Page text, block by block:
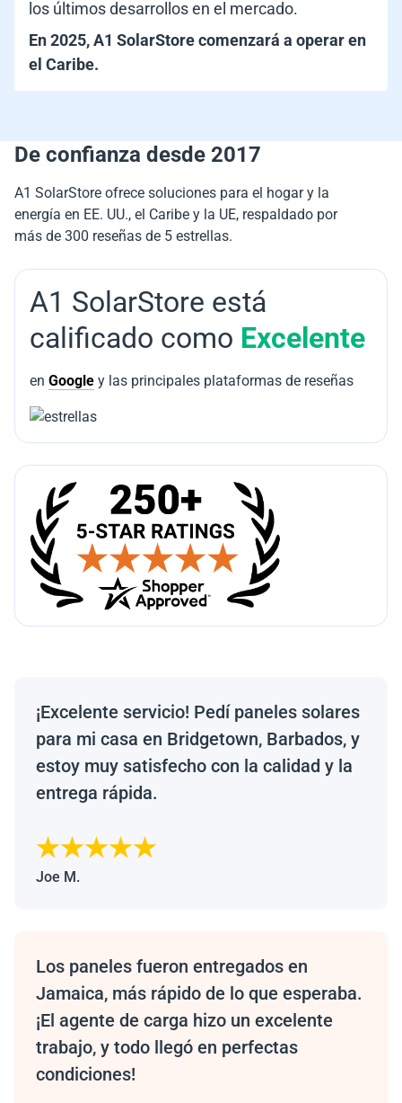
los últimos desarrollos en el mercado.
En 2025, A1 SolarStore comenzará a operar en
el Caribe.
De confianza desde 2017
A1 SolarStore ofrece soluciones para el hogar y la
energía en EE. UU., el Caribe y la UE, respaldado por
más de 300 reseñas de 5 estrellas.
A1 SolarStore está
calificado como Excelente
en Google y las principales plataformas de reseñas
¡Excelente servicio! Pedí paneles solares
para mi casa en Bridgetown, Barbados, y
estoy muy satisfecho con la calidad y la
entrega rápida.
Joe M.
Los paneles fueron entregados en
Jamaica, más rápido de lo que esperaba.
¡El agente de carga hizo un excelente
trabajo, y todo llegó en perfectas
condiciones!